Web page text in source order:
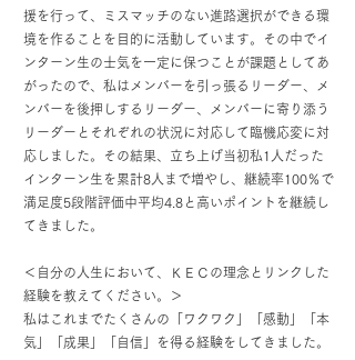
援を行って、ミスマッチのない進路選択ができる環
境を作ることを目的に活動しています。その中でイ
ンターン生の士気を一定に保つことが課題としてあ
がったので、私はメンバーを引っ張るリーダー、メ
ンバーを後押しするリーダー、メンバーに寄り添う
リーダーとそれぞれの状況に対応して臨機応変に対
応しました。その結果、立ち上げ当初私1人だった
インターン生を累計8人まで増やし、継続率100％で
満足度5段階評価中平均4.8と高いポイントを継続し
てきました。
＜自分の人生において、ＫＥＣの理念とリンクした
経験を教えてください。＞
私はこれまでたくさんの「ワクワク」「感動」「本
気」「成果」「自信」を得る経験をしてきました。